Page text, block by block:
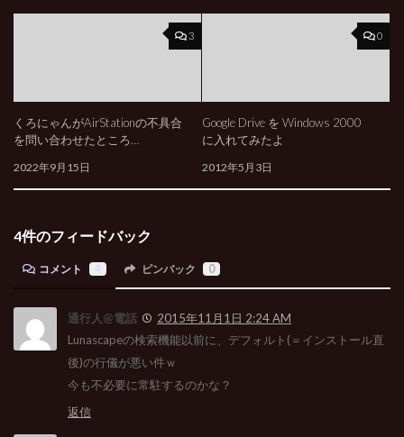
3
くろにゃんがAirStationの不具合
を問い合わせたところ…
2022年9月15日
0
Google Drive を Windows 2000
に入れてみたよ
2012年5月3日
4件のフィードバック
コメント ピンバック 0
通行人@電話
2015年11月1日 2:24 AM
Lunascapeの検索機能以前に、デフォルト(＝インストール直
後)の行儀が悪い件ｗ
今も不必要に常駐するのかな？
返信